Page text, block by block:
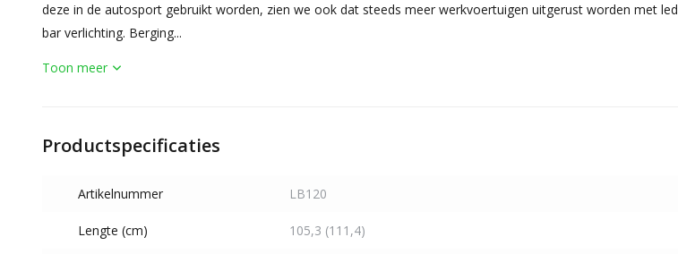
deze in de autosport gebruikt worden, zien we ook dat steeds meer werkvoertuigen uitgerust worden met led
bar verlichting. Berging...
Toon meer
Productspecificaties
Artikelnummer LB120
Lengte (cm) 105,3 (111,4)